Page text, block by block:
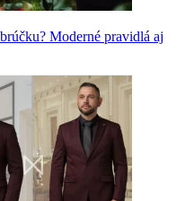
Moderné pravidlá aj